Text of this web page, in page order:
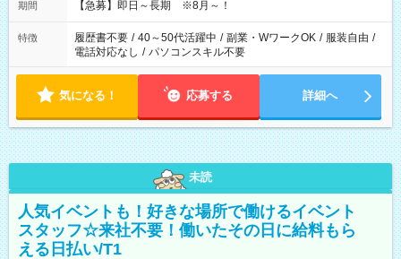
期間 【急募】即日～長期 ※8月～！
特徴 履歴書不要 / 40～50代活躍中 / 副業・WワークOK / 服装自由 /
電話対応なし / パソコンスキル不要
気になる！ 応募する 詳細へ
未読
人気イベントも！好きな場所で働けるイベント
スタッフ☆来社不要！働いたその日に給料もら
える日払い/T1